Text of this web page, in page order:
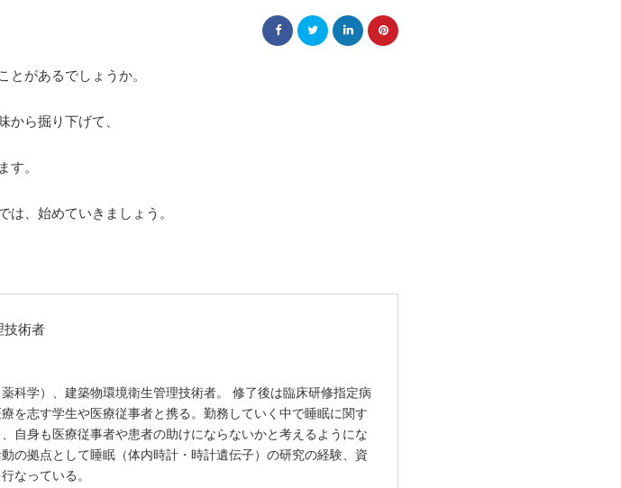
があるでしょうか。
から掘り下げて、
す。
、始めていきましょう。
技術者
科学）、建築物環境衛生管理技術者。 修了後は臨床研修指定病
を志す学生や医療従事者と携る。勤務していく中で睡眠に関す
自身も医療従事者や患者の助けにならないかと考えるようにな
の拠点として睡眠（体内時計・時計遺伝子）の研究の経験、資
なっている。